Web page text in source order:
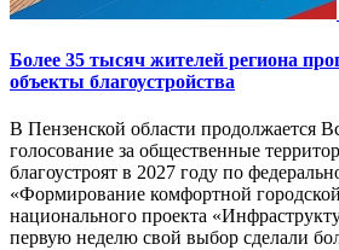
Более 35 тысяч жителей региона
объекты благоустройства
В Пензенской области продолжается
голосование за общественные
благоустроят в 2027 году по
«Формирование комфортной
национального проекта
первую неделю свой выбор сделали